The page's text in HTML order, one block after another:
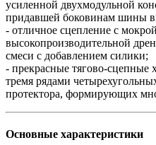
усиленной двухмодульной
придавшей боковинам шины
- отличное сцепление с
высокопроизводительной
смеси с добавлением силики;
- прекрасные тягово-сцепные
тремя рядами
протектора, формирующих
Основные характеристики